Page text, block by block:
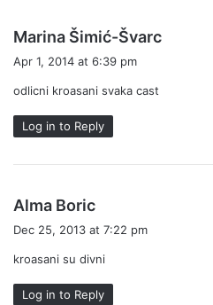
Marina Šimić-Švarc
Apr 1, 2014 at 6:39 pm
odlicni kroasani svaka cast
Log in to Reply
Alma Boric
s
:
Dec 25, 2013 at 7:22 pm
kroasani su divni
Log in to Reply